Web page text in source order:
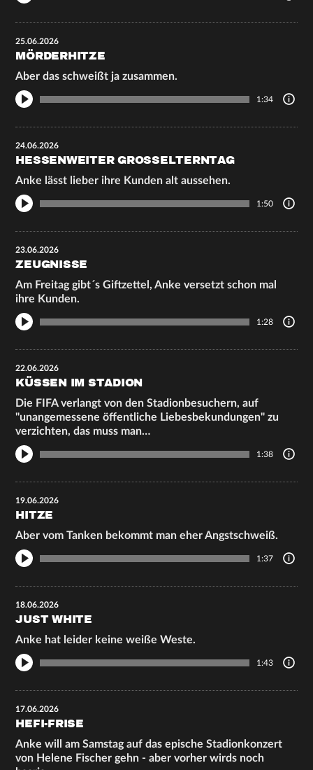
25.06.2026
MÖRDERHITZE
Aber das schweißt ja zusammen.
1:34
24.06.2026
HESSENWEITER GROSSELTERNTAG
Anke lässt lieber ihre Kunden alt aussehen.
1:50
23.06.2026
ZEUGNISSE
Am Freitag gibt´s Giftzettel, Anke versetzt schon mal
ihre Kunden.
1:28
22.06.2026
KÜSSEN IM STADION
Die FIFA verlangt von den Stadionbesuchern, auf
"unangemessene öffentliche Liebesbekundungen" zu
verzichten, das muss man…
1:38
19.06.2026
HITZE
Aber vom Tanken bekommt man eher Angstschweiß.
1:37
18.06.2026
JUST WHITE
Anke hat leider keine weiße Weste.
1:43
17.06.2026
HEFI-FRISE
Anke will am Samstag auf das epische Stadionkonzert
von Helene Fischer gehn - aber vorher wirds noch